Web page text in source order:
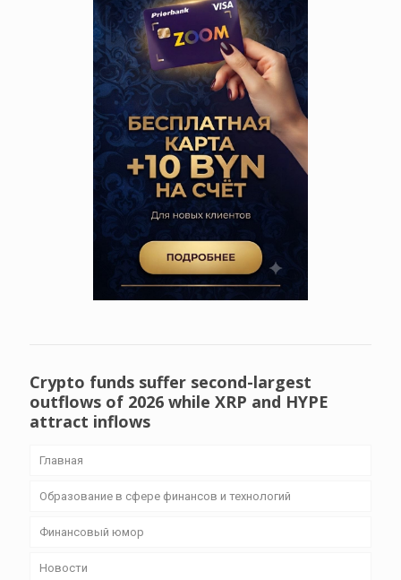
Crypto funds suffer second-largest
outflows of 2026 while XRP and HYPE
attract inflows
Главная
Образование в сфере финансов и технологий
Финансовый юмор
Новости